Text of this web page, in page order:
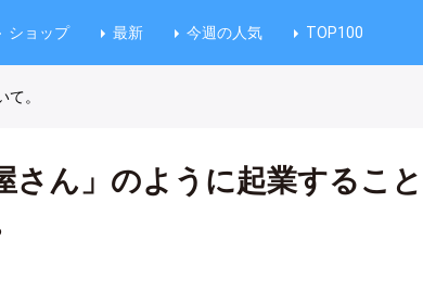
ショップ 最新 今週の人気 TOP100
。
さん」のように起業するこ